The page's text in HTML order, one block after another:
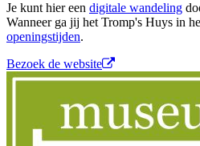
Je kunt hier een digitale wandeling
Wanneer ga jij het Tromp's Huys in
openingstijden.
Bezoek de website